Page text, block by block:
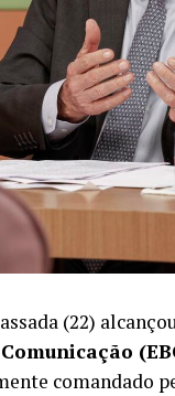
(22)
comandado